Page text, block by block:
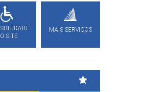
SITE
MAIS SERVIÇOS